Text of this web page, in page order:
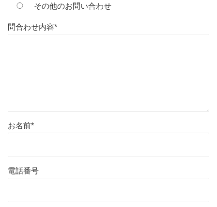
その他のお問い合わせ
問合わせ内容*
お名前*
電話番号